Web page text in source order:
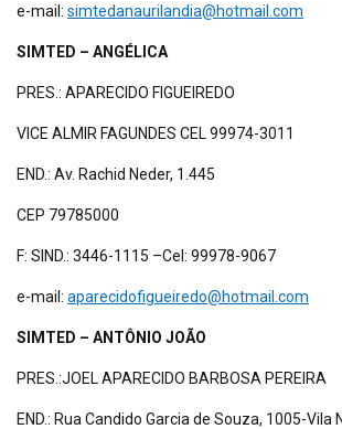
e-mail: simtedanaurilandia@hotmail.com
SIMTED – ANGÉLICA
PRES.: APARECIDO FIGUEIREDO
VICE ALMIR FAGUNDES CEL 99974-3011
END.: Av. Rachid Neder, 1.445
CEP 79785000
F: SIND.: 3446-1115 –Cel: 99978-9067
e-mail: aparecidofigueiredo@hotmail.com
SIMTED – ANTÔNIO JOÃO
PRES.:JOEL APARECIDO BARBOSA PEREIRA
END.: Rua Candido Garcia de Souza, 1005-Vila